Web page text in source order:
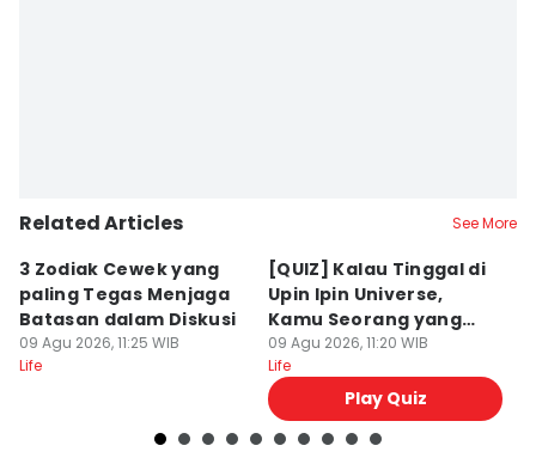
Related Articles See More
3 Zodiak Cewek yang
paling Tegas Menjaga
Batasan dalam Diskusi
09 Agu 2026, 11:25 WIB
Life
[QUIZ] Kalau Tinggal di
Upin Ipin Universe,
Kamu Seorang yang
Logis atau Kreatif?
09 Agu 2026, 11:20 WIB
Life
Play Quiz